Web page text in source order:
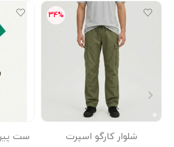
34%
شلوار کارگو اسپرت ست